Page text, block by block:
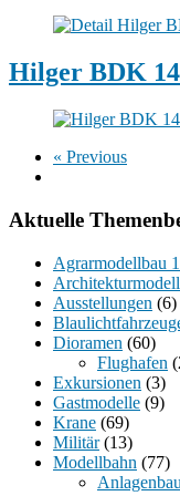
Hilger BDK
« Previous
Aktuelle
Agrarmodellbau
Ausstellungen (6)
Dioramen (60)
Flughafen
Exkursionen (3)
Gastmodelle (9)
Krane (69)
Militär(13)
Modellbahn (77)
Anlagenbau